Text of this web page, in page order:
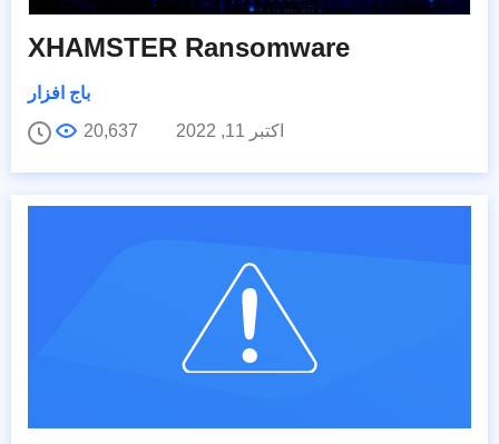
XHAMSTER Ransomware
باج افزار
اکتبر 11, 2022
20,637